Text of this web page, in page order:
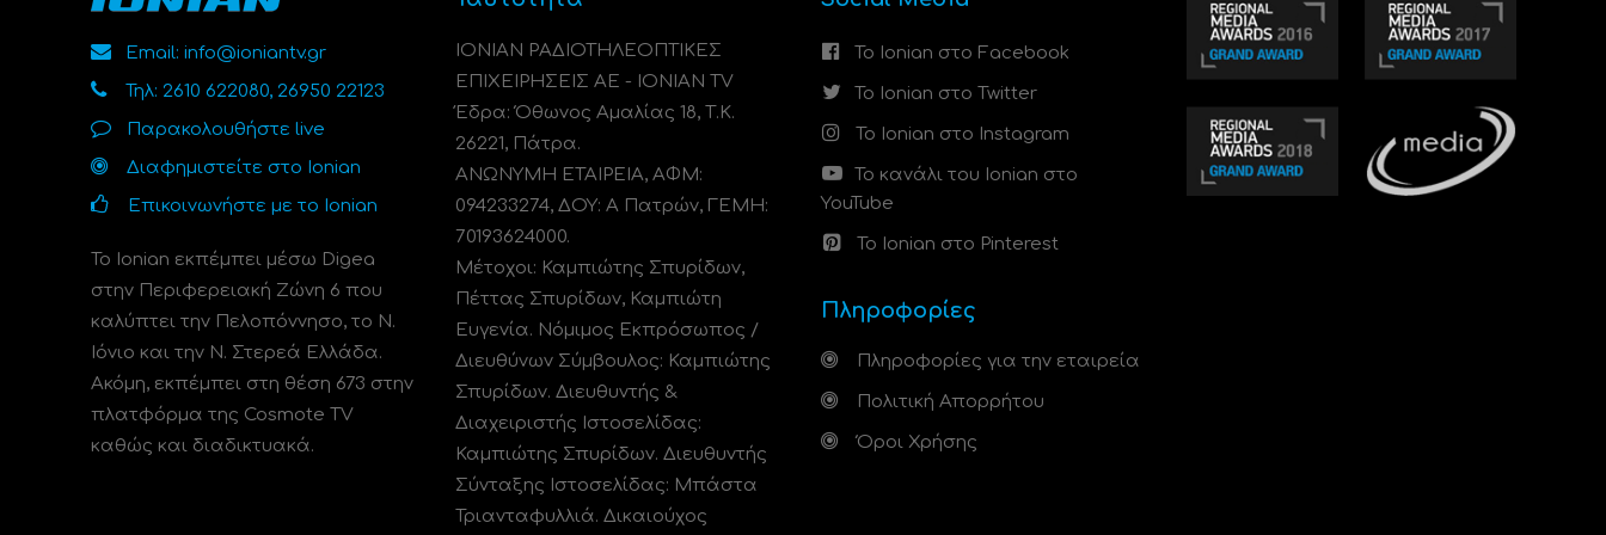
Email: info@ioniantv.gr
Τηλ: 2610 622080, 26950 22123
Παρακολουθήστε live
Διαφημιστείτε στο Ionian
Επικοινωνήστε με το Ionian
Το Ionian εκπέμπει μέσω Digea
στην Περιφερειακή Ζώνη 6 που
καλύπτει την Πελοπόννησο, το N.
Ιόνιο και την Ν. Στερεά Ελλάδα.
Ακόμη, εκπέμπει στη θέση 673 στην
πλατφόρμα της Cosmote TV
καθώς και διαδικτυακά.
ΙΟΝΙΑΝ ΡΑΔΙΟΤΗΛΕΟΠΤΙΚΕΣ
ΕΠΙΧΕΙΡΗΣΕΙΣ ΑΕ - IONIAN TV
Έδρα: Όθωνος Αμαλίας 18, Τ.Κ.
26221, Πάτρα.
ΑΝΩΝΥΜΗ ΕΤΑΙΡΕΙΑ, ΑΦΜ:
094233274, ΔΟΥ: A Πατρών, ΓΕΜΗ:
70193624000.
Μέτοχοι: Καμπιώτης Σπυρίδων,
Πέττας Σπυρίδων, Καμπιώτη
Ευγενία. Νόμιμος Εκπρόσωπος /
Διευθύνων Σύμβουλος: Καμπιώτης
Σπυρίδων. Διευθυντής &
Διαχειριστής Ιστοσελίδας:
Καμπιώτης Σπυρίδων. Διευθυντής
Σύνταξης Ιστοσελίδας: Μπάστα
Τριανταφυλλιά. Δικαιούχος
Το Ionian στο Facebook
Το Ionian στο Twitter
Το Ionian στο Instagram
Το κανάλι του Ionian στο
YouTube
Το Ionian στο Pinterest
Πληροφορίες
Πληροφορίες για την εταιρεία
Πολιτική Απορρήτου
Όροι Χρήσης